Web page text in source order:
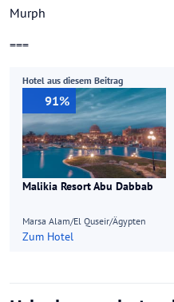
Murph
===
Hotel aus diesem Beitrag
91%
Malikia Resort Abu Dabbab
Marsa Alam/El Quseir/Ägypten
Zum Hotel